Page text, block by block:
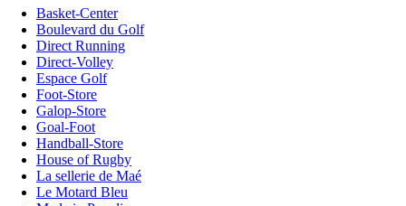
Basket-Center
Boulevard du Golf
Direct Running
Direct-Volley
Espace Golf
Foot-Store
Galop-Store
Goal-Foot
Handball-Store
House of Rugby
La sellerie de Maé
Le Motard Bleu